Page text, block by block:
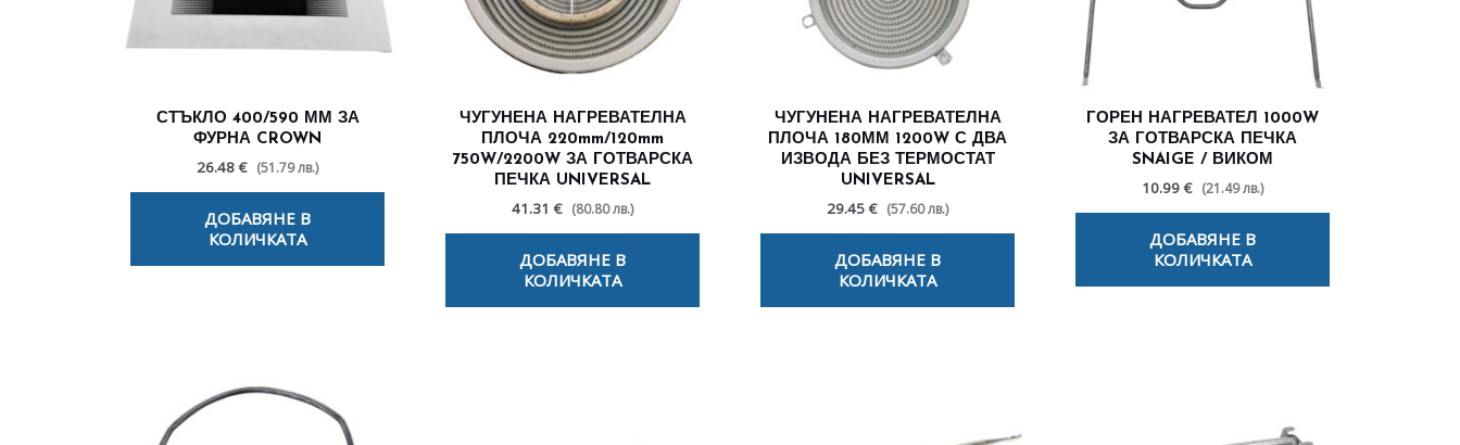
СТЪКЛО 400/590 ММ ЗА
ФУРНА CROWN
26.48 € (51.79 лв.)
ДОБАВЯНЕ В
КОЛИЧКАТА
ЧУГУНЕНА НАГРЕВАТЕЛНА
ПЛОЧА 220mm/120mm
750W/2200W ЗА ГОТВАРСКА
ПЕЧКА UNIVERSAL
41.31 € (80.80 лв.)
ДОБАВЯНЕ В
КОЛИЧКАТА
ЧУГУНЕНА НАГРЕВАТЕЛНА
ПЛОЧА 180ММ 1200W С ДВА
ИЗВОДА БЕЗ ТЕРМОСТАТ
UNIVERSAL
29.45 € (57.60 лв.)
ДОБАВЯНЕ В
КОЛИЧКАТА
ГОРЕН НАГРЕВАТЕЛ 1000W
ЗА ГОТВАРСКА ПЕЧКА
SNAIGE / ВИКОМ
10.99 € (21.49 лв.)
ДОБАВЯНЕ В
КОЛИЧКАТА